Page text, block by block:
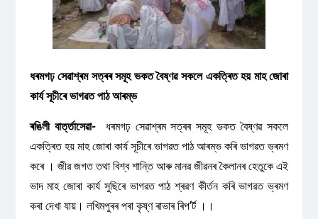
ধৰমগঢ় সেৱাশ্ৰম সত্ৰৰ সমূহ ভকত বৈষ্ণৱ সকলে একত্ৰিত হয় মাহ জোৰা
কাৰ্য সূচীৰে ভাগৱত পাঠ আৰম্ভ
ৰঙিলী বাৰ্ত্তাসেৱা-
ধৰমগঢ় সেৱাশ্ৰম সত্ৰৰ সমূহ ভকত বৈষ্ণৱ সকলে
একত্ৰিত হয় মাহ জোৰা কাৰ্য সূচীৰে ভাগৱত পাঠ আৰম্ভ কৰি ভাগৱত ভ্ৰমণ
কৰে । জীৱ জগত তথা বিশ্ব শান্তি আৰু মানৱ জীৱনৰ কৈলানৰ হেতুকে এই
ভাদ মাহ জোৰা কাৰ্য সুছিৰে ভাগৱত পাঠ শ্ৰৱণ কীৰ্তন কৰি ভাগৱত ভ্ৰমণ
কৰা দেখা যায়। লখিমপুৰৰ পৰা কৃষ্ণ ৰাভাৰ ৰিপ’ৰ্ট ।।